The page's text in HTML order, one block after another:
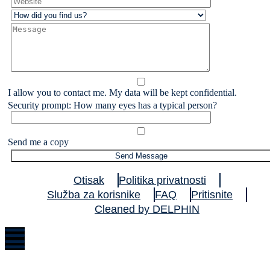
I allow you to contact me. My data will be kept confidential.
Security prompt: How many eyes has a typical person?
Send me a copy
Otisak
Politika privatnosti
Služba za korisnike
FAQ
Pritisnite
Cleaned by DELPHIN